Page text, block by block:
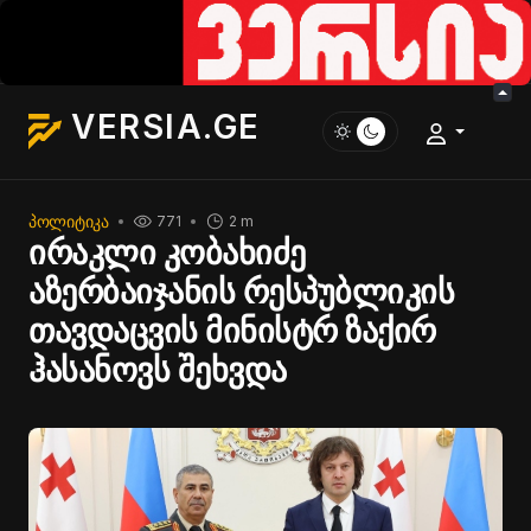
VERSIA.GE
ᲞᲝᲚᲘᲢᲘᲙᲐ 2 m
771
ირაკლი კობახიძე
აზერბაიჯანის რესპუბლიკის
თავდაცვის მინისტრ ზაქირ
ჰასანოვს შეხვდა